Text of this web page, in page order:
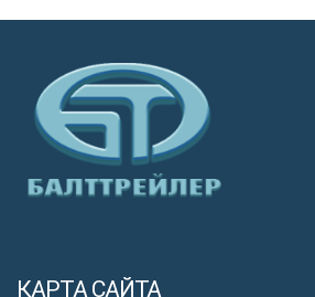
КАРТА САЙТА